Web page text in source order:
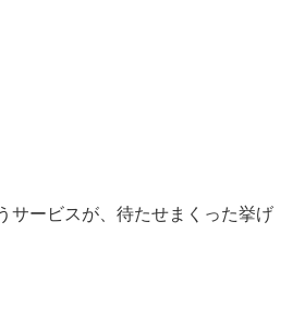
サービスが、待たせまくった挙げ